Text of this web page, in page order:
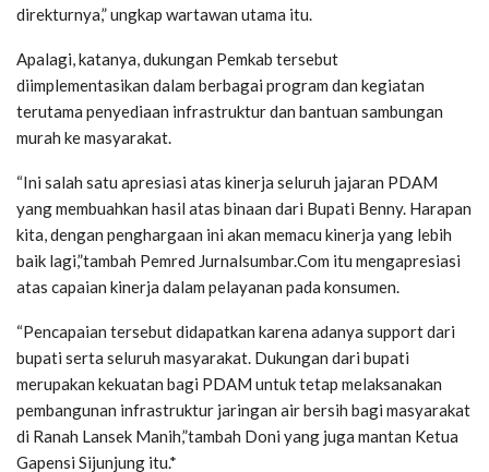
direkturnya,” ungkap wartawan utama itu.
Apalagi, katanya, dukungan Pemkab tersebut
diimplementasikan dalam berbagai program dan kegiatan
terutama penyediaan infrastruktur dan bantuan sambungan
murah ke masyarakat.
“Ini salah satu apresiasi atas kinerja seluruh jajaran PDAM
yang membuahkan hasil atas binaan dari Bupati Benny. Harapan
kita, dengan penghargaan ini akan memacu kinerja yang lebih
baik lagi,”tambah Pemred Jurnalsumbar.Com itu mengapresiasi
atas capaian kinerja dalam pelayanan pada konsumen.
“Pencapaian tersebut didapatkan karena adanya support dari
bupati serta seluruh masyarakat. Dukungan dari bupati
merupakan kekuatan bagi PDAM untuk tetap melaksanakan
pembangunan infrastruktur jaringan air bersih bagi masyarakat
di Ranah Lansek Manih,”tambah Doni yang juga mantan Ketua
Gapensi Sijunjung itu.*